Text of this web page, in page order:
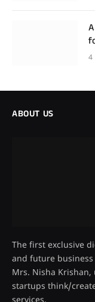
4
ABOUT US
The first exclusive
and future
Mrs. Nisha
startups think/